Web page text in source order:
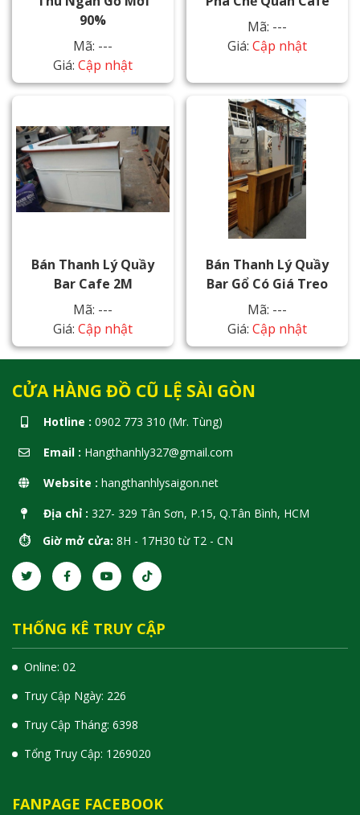
90%
Mã: ---
Giá: Cập nhật
Mã: ---
Giá: Cập nhật
Bán Thanh Lý Quầy
Bar Cafe 2M
Mã: ---
Giá: Cập nhật
Bán Thanh Lý Quầy
Bar Gổ Có Giá Treo
Mã: ---
Giá: Cập nhật
CỬA HÀNG ĐỒ CŨ LỆ SÀI GÒN
Hotline : 0902 773 310 (Mr. Tùng)
Email : Hangthanhly327@gmail.com
Website : hangthanhlysaigon.net
Địa chỉ : 327- 329 Tân Sơn, P.15, Q.Tân Bình, HCM
⏱️ Giờ mở cửa: 8H - 17H30 từ T2 - CN
THỐNG KÊ TRUY CẬP
Online: 02
Truy Cập Ngày: 226
Truy Cập Tháng: 6398
Tổng Truy Cập: 1 269020
FANPAGE FACEBOOK